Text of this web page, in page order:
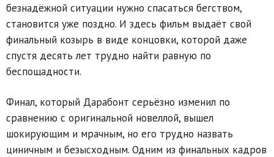
безнадёжной ситуации нужно спасаться бегством,
становится уже поздно. И здесь фильм выдаёт свой
финальный козырь в виде концовки, которой даже
спустя десять лет трудно найти равную по
беспощадности.
Финал, который Дарабонт серьёзно изменил по
сравнению с оригинальной новеллой, вышел
шокирующим и мрачным, но его трудно назвать
циничным и безысходным. Одним из финальных кадров